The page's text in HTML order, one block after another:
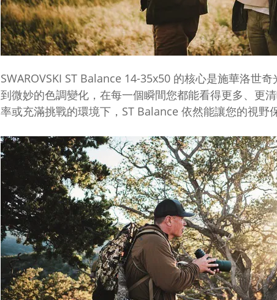
SWAROVSKI ST Balance 14-35x50 的核心是施華洛世奇
到微妙的色調變化，在每一個瞬間您都能看得更多、更
率或充滿挑戰的環境下，ST Balance 依然能讓您的視野